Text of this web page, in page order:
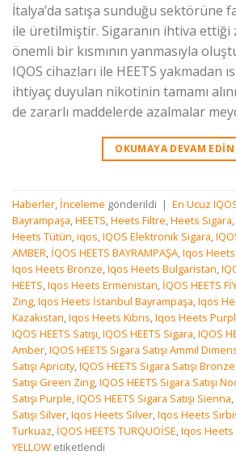
İtalya’da satışa sunduğu sektörüne
ile üretilmiştir. Sigaranın ihtiva ettiği
önemli bir kısmının yanmasıyla
IQOS cihazları ile HEETS yakmadan
ihtiyaç duyulan nikotinin tamamı
de zararlı maddelerde azalmalar
OKUMAYA DEVAM EDIN
Haberler, İnceleme gönderildi | En Ucuz
Bayrampaşa,HEETS,Heets Filtre,Heets Sigara,
Heets Tütün,iqos,IQOS Elektronik Sigara,
AMBER, İQOS HEETS BAYRAMPAŞA,Iqos
Iqos Heets Bronze,Iqos Heets Bulgaristan,
HEETS,Iqos Heets Ermenistan, İQOS HEETS
Zing,Iqos Heets İstanbul Bayrampaşa,Iqos
Kazakistan,Iqos Heets Kıbrıs,Iqos Heets
IQOS HEETS Satışı,IQOS HEETS Sigara,IQOS
Amber,IQOS HEETS Sigara Satışı Ammil
Satışı Apricity,IQOS HEETS Sigara Satışı Bronze
Satışı Green Zing,IQOS HEETS Sigara Satışı
Satışı Purple,IQOS HEETS Sigara Satışı Sienna,
Satışı Silver,Iqos Heets Silver,Iqos Heets
Turkuaz, İQOS HEETS TURQUOİSE,Iqos Heets
YELLOW etiketlendi